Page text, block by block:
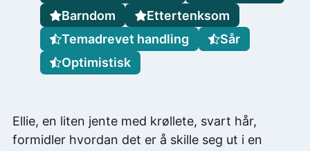
Ellie, en liten jente med krøllete, svart hår,
formidler hvordan det er å skille seg ut i en
Barndom
Ettertenksom
Temadrevet handling
Sår
Optimistisk